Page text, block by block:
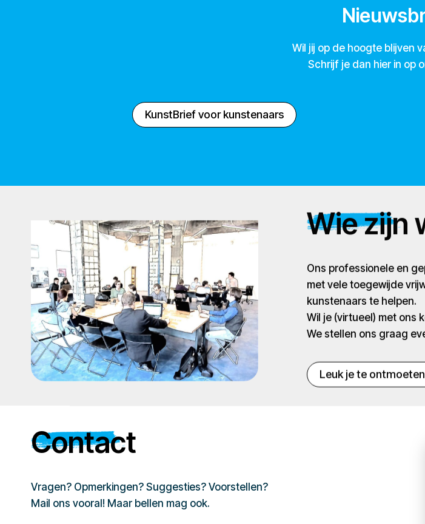
Wil jij op de hoogte blijven
Schrijf je dan hier in op
KunstBrief voor kunstenaars
Wie zijn
Ons professionele en
met vele toegewijde
kunstenaars te helpen.
Wil je (virtueel) met ons
We stellen ons graag
Leuk je te
Contact
Vragen? Opmerkingen? Suggesties? Voorstellen?
Mail ons vooral! Maar bellen mag ook.